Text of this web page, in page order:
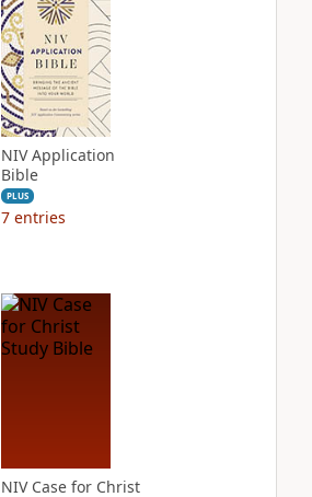
NIV Application
Bible
PLUS
7 entries
NIV Case for Christ